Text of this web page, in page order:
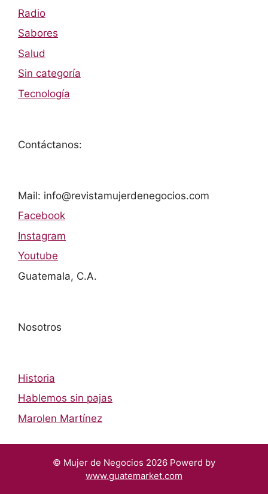
Radio
Sabores
Salud
Sin categoría
Tecnología
Contáctanos:
Mail: info@revistamujerdenegocios.com
Facebook
Instagram
Youtube
Guatemala, C.A.
Nosotros
Historia
Hablemos sin pajas
Marolen Martínez
© Mujer de Negocios 2026 Powerd by
www.guatemarket.com